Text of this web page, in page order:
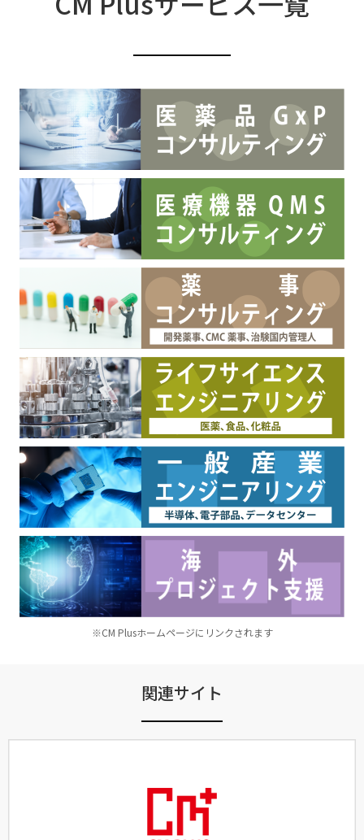
※CM Plusホームページにリンクされます
関連サイト